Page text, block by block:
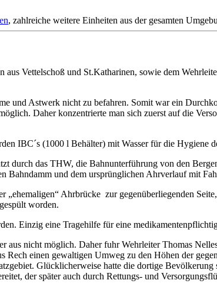
, zahlreiche weitere Einheiten aus der gesamten
Vettelschoß und St.Katharinen, sowie dem
und Astwerk nicht zu befahren. Somit war ein
Daher konzentrierte man sich zuerst auf die
IBC´s (1000 l Behälter) mit Wasser für die Hygiene
durch das THW, die Bahnunterführung von den
Bahndamm und dem ursprünglichen Ahrverlauf mit
„ehemaligen“ Ahrbrücke zur gegenüberliegenden
worden.
Einzig eine Tragehilfe für eine
aus nicht möglich. Daher fuhr Wehrleiter Thomas
Rech einen gewaltigen Umweg zu den Höhen der
Glücklicherweise hatte die dortige Bevölkerung
der später auch durch Rettungs- und